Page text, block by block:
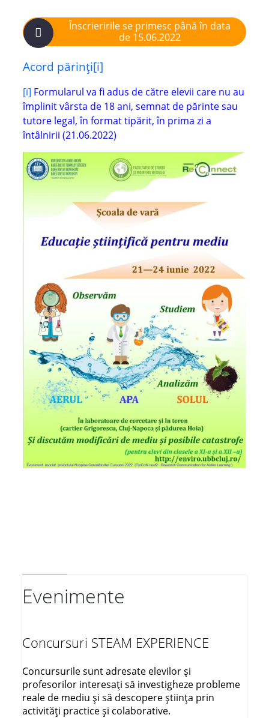
Înscrieririle se primesc până în data
de 15.06.2022
Acord părinți[i]
[i] Formularul va fi adus de către elevii care nu au
împlinit vârsta de 18 ani, semnat de părinte sau
tutore legal, în format tipărit, în prima zi a
întâlnirii (21.06.2022)
Evenimente
Concursuri STEAM EXPERIENCE
Concursurile sunt adresate elevilor și
profesorilor interesați să investigheze probleme
reale de mediu și să descopere știința prin
activități practice și colaborative.